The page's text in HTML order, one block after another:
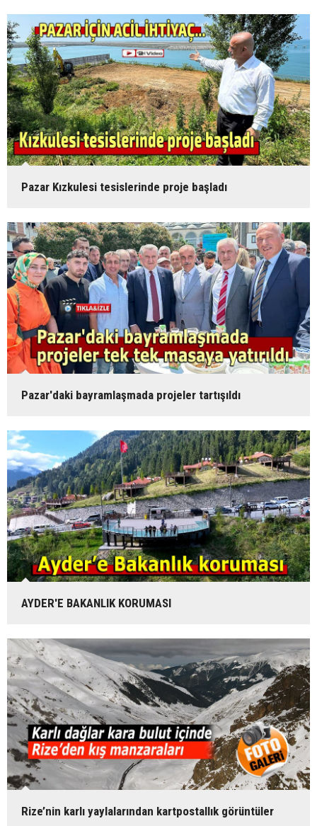
Pazar Kızkulesi tesislerinde proje başladı
Pazar'daki bayramlaşmada projeler tartışıldı
AYDER'E BAKANLIK KORUMASI
Rize’nin karlı yaylalarından kartpostallık görüntüler